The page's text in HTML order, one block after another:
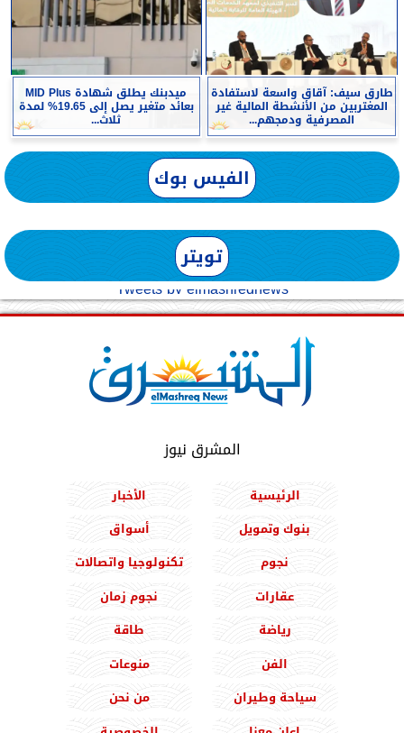
طارق سيف: آقاق واسعة لاستفادة
المغتربين من الأنشطة المالية غير
المصرفية ودمجهم...
ميدبنك يطلق شهادة MID Plus
بعائد متغير يصل إلى 19.65% لمدة
ثلاث...
الفيس بوك
تويتر
Tweets by elmashreqnews
المشرق نيوز
الرئيسية
الأخبار
بنوك وتمويل
أسواق
نجوم
تكنولوجيا واتصالات
عقارات
نجوم زمان
رياضة
طاقة
الفن
منوعات
سياحة وطيران
من نحن